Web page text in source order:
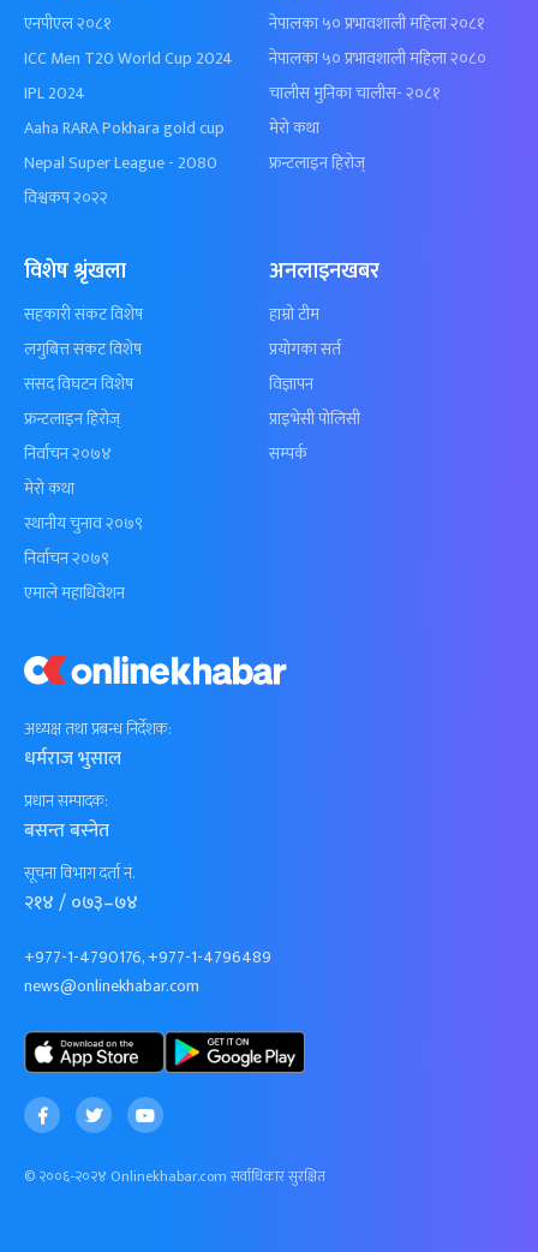
अध्यक्ष तथा प्रबन्ध निर्देशक:
धर्मराज भुसाल
प्रधान सम्पादक:
बसन्त बस्नेत
सूचना विभाग दर्ता नं.
२१४ / ०७३–७४
+977-1-4790176, +977-1-4796489
news@onlinekhabar.com
© २००६-२०२४ Onlinekhabar.com सर्वाधिकार सुरक्षित
एनपीएल २०८१
ICC Men T20 World Cup 2024
IPL 2024
Aaha RARA Pokhara gold cup
Nepal Super League - 2080
विश्वकप २०२२
नेपालका ५० प्रभावशाली महिला २०८१
नेपालका ५० प्रभावशाली महिला २०८०
चालीस मुनिका चालीस- २०८१
मेरो कथा
फ्रन्टलाइन हिरोज्
विशेष श्रृंखला
सहकारी संकट विशेष
लगुबित्त संकट विशेष
संसद विघटन विशेष
फ्रन्टलाइन हिरोज्
निर्वाचन २०७४
मेरो कथा
स्थानीय चुनाव २०७९
निर्वाचन २०७९
एमाले महाधिवेशन
अनलाइनखबर
हाम्रो टीम
प्रयोगका सर्त
विज्ञापन
प्राइभेसी पोलिसी
सम्पर्क